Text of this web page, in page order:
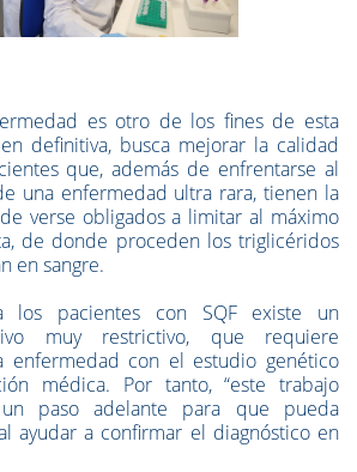
es otro de los fines de esta
definitiva, busca mejorar la calidad
que, además de enfrentarse al
una enfermedad ultra rara, tienen la
verse obligados a limitar al máximo
de donde proceden los triglicéridos
en sangre.
los pacientes con SQF existe un
muy restrictivo, que requiere
enfermedad con el estudio genético
médica. Por tanto, “este trabajo
paso adelante para que pueda
ayudar a confirmar el diagnóstico en